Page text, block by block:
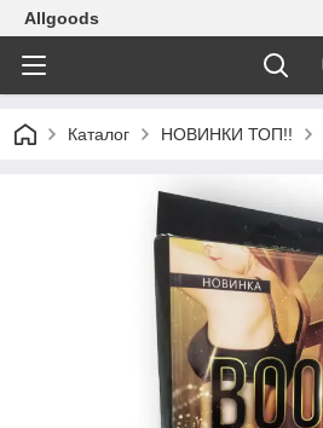
Allgoods
Каталог НОВИНКИ ТОП!!